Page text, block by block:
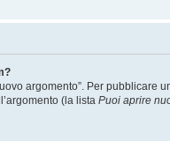
argomento”. Per
(la lista Puoi aprire